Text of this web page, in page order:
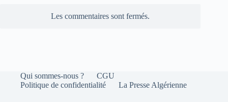
Les commentaires sont fermés.
Qui sommes-nous ?
CGU
Politique de confidentialité
La Presse Algérienne